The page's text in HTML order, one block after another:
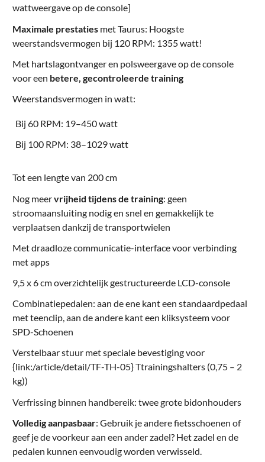
wattweergave op de console]
Maximale prestatiesmet Taurus: Hoogste
weerstandsvermogen bij 120 RPM: 1355 watt!
Met hartslagontvanger en polsweergave op de console
voor een betere, gecontroleerde training
Weerstandsvermogen in watt:
Bij 60 RPM: 19–450 watt
Bij 100 RPM: 38–1029 watt
Tot een lengte van 200 cm
Nog meervrijheid tijdens de training: geen
stroomaansluiting nodig en snel en gemakkelijk te
verplaatsen dankzij de transportwielen
Met draadloze communicatie-interface voor verbinding
met apps
9,5 x 6 cm overzichtelijk gestructureerde LCD-console
Combinatiepedalen: aan de ene kant een standaardpedaal
met teenclip, aan de andere kant een kliksysteem voor
SPD-Schoenen
Verstelbaar stuur met speciale bevestiging voor
{link:/article/detail/TF-TH-05} Ttrainingshalters (0,75 – 2
kg))
Verfrissing binnen handbereik: twee grote bidonhouders
Volledig aanpasbaar: Gebruik je andere fietsschoenen of
geef je de voorkeur aan een ander zadel? Het zadel en de
pedalen kunnen eenvoudig worden verwisseld.